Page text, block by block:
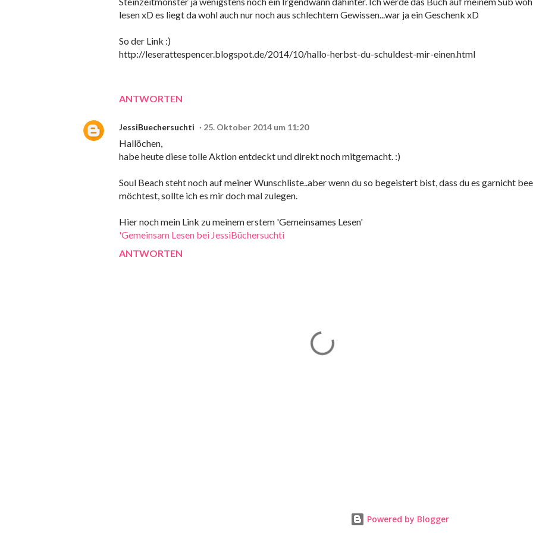
lesen xD es liegt da wohl auch nur noch aus schlechtem Gewissen...war ja ein Geschenk xD
So der Link :)
http://leserattespencer.blogspot.de/2014/10/hallo-herbst-du-schuldest-mir-einen.html
ANTWORTEN
JessiBuechersuchti 25. Oktober 2014 um 11:20
Hallöchen,
habe heute diese tolle Aktion entdeckt und direkt noch mitgemacht. :)
Soul Beach steht noch auf meiner Wunschliste..aber wenn du so begeistert bist, dass du es garnicht
möchtest, sollte ich es mir doch mal zulegen.
Hier noch mein Link zu meinem erstem 'Gemeinsames Lesen'
'Gemeinsam Lesen bei JessiBüchersuchti
ANTWORTEN
Powered by Blogger